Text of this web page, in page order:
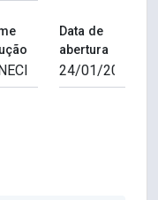
Data de
abertura